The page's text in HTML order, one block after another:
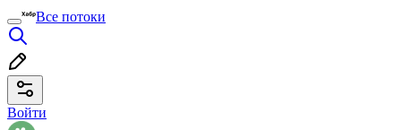
Все потоки
Войти